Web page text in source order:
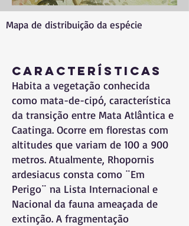
Mapa de distribuição da espécie
Características
Habita a vegetação conhecida
como mata-de-cipó, característica
da transição entre Mata Atlântica e
Caatinga. Ocorre em florestas com
altitudes que variam de 100 a 900
metros. Atualmente, Rhopornis
ardesiacus consta como ¨Em
Perigo¨ na Lista Internacional e
Nacional da fauna ameaçada de
extinção. A fragmentação